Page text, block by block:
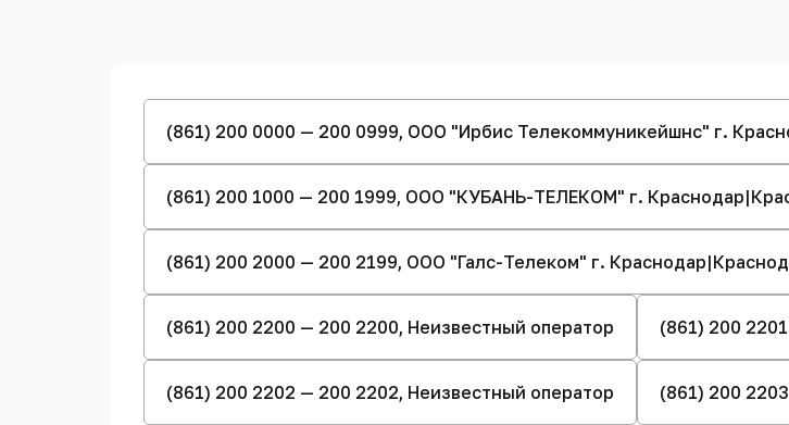
(861) 200 0000 — 200 0999, ООО "Ирбис Телекоммуникейшнс" г.
(861) 200 1000 — 200 1999, ООО "КУБАНЬ-ТЕЛЕКОМ" г.
(861) 200 2000 — 200 2199, ООО "Галс-Телеком" г.
(861) 200 2200 — 200 2200, Неизвестный оператор (861) 200
(861) 200 2202 — 200 2202, Неизвестный оператор (861) 200